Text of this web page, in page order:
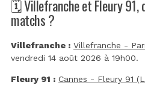
🗓️ Villefranche et Fleury 91,
matchs ?
Villefranche : Villefranche -
vendredi 14 août 2026 à 19h00.
Fleury 91 : Cannes - Fleury 91